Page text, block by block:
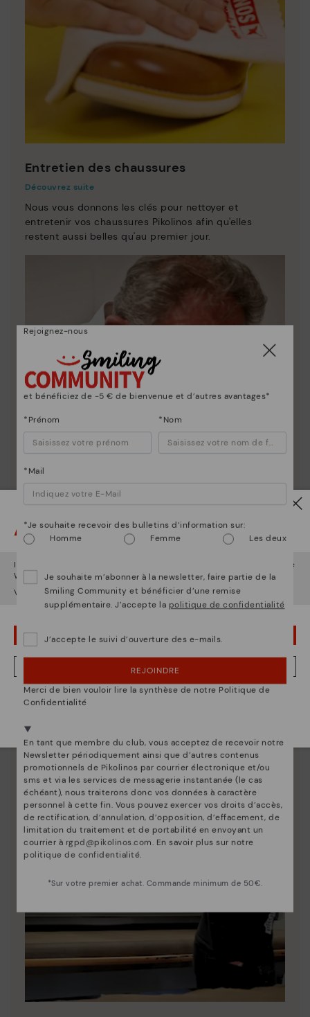
Entretien des chaussures
Découvrez suite
Nous vous donnons les clés pour nettoyer et
entretenir vos chaussures Pikolinos afin qu'elles
restent aussi belles qu'au premier jour.
La nature de Pikolinos
Depuis 1984, nous nous efforçons de rendre chaque
chaussure unique.
Attention !
Il semble que vous êtes en
et vous allez accéder au site
Web deFrance.
Voulez-vous aller sur le site Web deÉtats-Unis ?
OUPS... JE ME SUIS TROMPÉ, JE VEUX RESTER EN ÉTATS-UNIS
NON, JE VEUX ALLER SUR LE SITE WEB DU FRANCE
Nous sommes présents dans plus de 29 boutiques
Rejoignez-nous
et bénéficiez de -5 € de bienvenue et d’autres avantages*
*Prénom *Nom
*Mail
*Je souhaite recevoir des bulletins d’information sur:
Homme
Femme Les deux
Je souhaite m’abonner à la newsletter, faire partie de la
Smiling Community et bénéficier d’une remise
supplémentaire. J’accepte la politique de confidentialité
J’accepte le suivi d’ouverture des e-mails.
REJOINDRE
Merci de bien vouloir lire la synthèse de notre Politique de
Confidentialité
En tant que membre du club, vous acceptez de recevoir notre
Newsletter périodiquement ainsi que d’autres contenus
promotionnels de Pikolinos par courrier électronique et/ou
sms et via les services de messagerie instantanée (le cas
échéant), nous traiterons donc vos données à caractère
personnel à cette fin. Vous pouvez exercer vos droits d’accès,
de rectification, d’annulation, d’opposition, d’effacement, de
limitation du traitement et de portabilité en envoyant un
courrier à rgpd@pikolinos.com. En savoir plus sur notre
politique de confidentialité.
*Sur votre premier achat. Commande minimum de 50€.